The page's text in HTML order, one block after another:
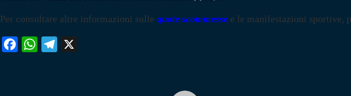
Per consultare altre informazioni sulle quote scommesse e le manifestazioni sportive,
Fa W
Te